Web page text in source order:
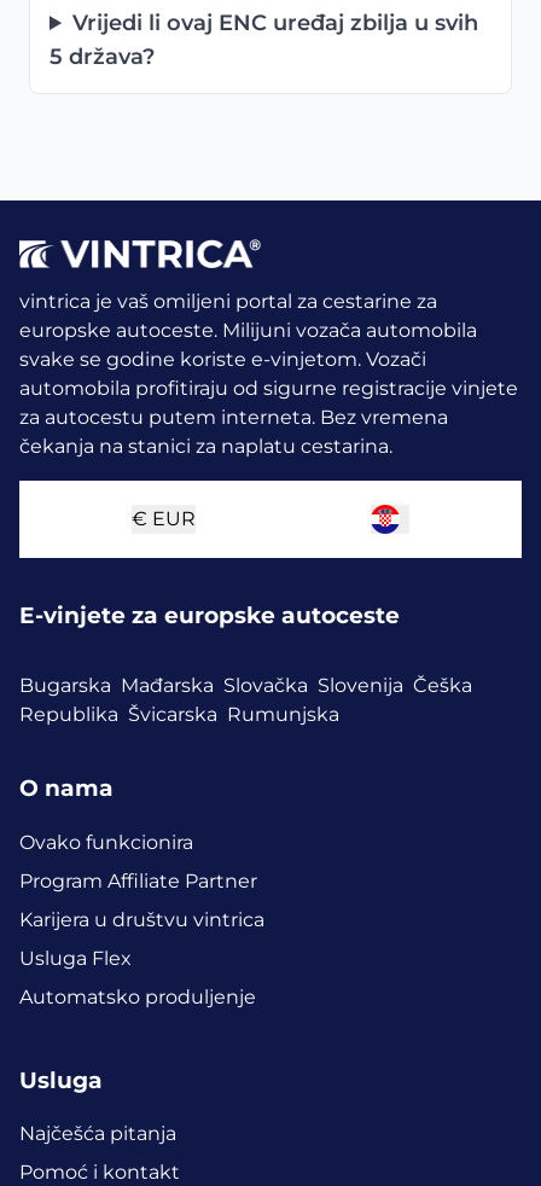
Vrijedi li ovaj ENC uređaj zbilja u svih
5 država?
vintrica je vaš omiljeni portal za cestarine za
europske autoceste. Milijuni vozača automobila
svake se godine koriste e-vinjetom. Vozači
automobila profitiraju od sigurne registracije vinjete
za autocestu putem interneta. Bez vremena
čekanja na stanici za naplatu cestarina.
€ EUR
E-vinjete za europske autoceste
Bugarska Mađarska Slovačka Slovenija Češka
Republika Švicarska Rumunjska
O nama
Ovako funkcionira
Program Affiliate Partner
Karijera u društvu vintrica
Usluga Flex
Automatsko produljenje
Usluga
Najčešća pitanja
Pomoć i kontakt